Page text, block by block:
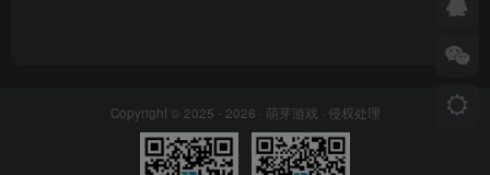
Copyright © 2025 - 2026 · 萌芽游戏 · 侵权处理